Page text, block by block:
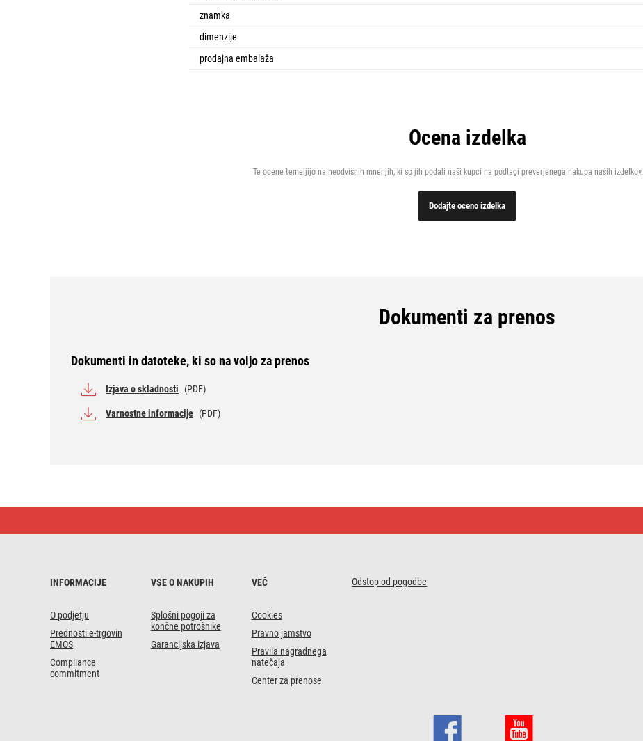
znamka
dimenzije
prodajna embalaža
Ocena izdelka
Te ocene temeljijo na neodvisnih mnenjih, ki so jih podali naši kupci na podlagi preverjenega nakupa naših izdelkov.
Dodajte oceno izdelka
Dokumenti za prenos
Dokumenti in datoteke, ki so na voljo za prenos
Izjava o skladnosti (PDF)
Varnostne informacije (PDF)
gumbna
INFORMACIJE
O podjetju
Prednosti e-trgovin
EMOS
Compliance
commitment
VSE O NAKUPIH
Splošni pogoji za
končne potrošnike
Garancijska izjava
VEČ
Cookies
Pravno jamstvo
Pravila nagradnega
natečaja
Center za prenose
Odstop od pogodbe